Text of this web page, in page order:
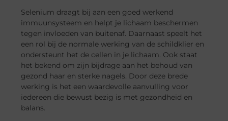
Selenium draagt bij aan een goed werkend
immuunsysteem en helpt je lichaam beschermen
tegen invloeden van buitenaf. Daarnaast speelt het
een rol bij de normale werking van de schildklier en
ondersteunt het de cellen in je lichaam. Ook staat
het bekend om zijn bijdrage aan het behoud van
gezond haar en sterke nagels. Door deze brede
werking is het een waardevolle aanvulling voor
iedereen die bewust bezig is met gezondheid en
balans.